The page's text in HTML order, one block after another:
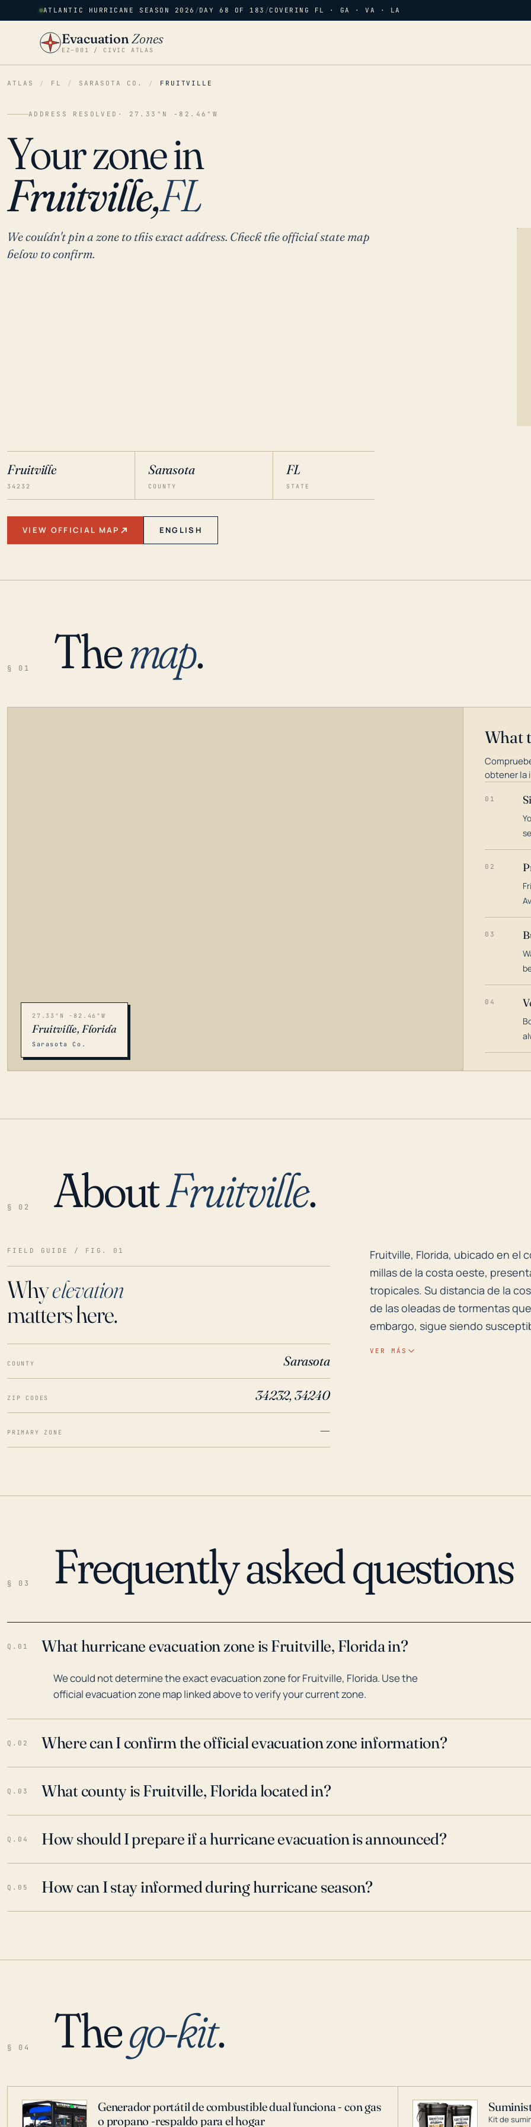
ATLANTIC HURRICANE SEASON 2026 /DAY 68 OF 183 /COVERING FL · GA · VA · LA
EvacuationZones
EZ–001 / CIVIC ATLAS
ATLAS / FL / SARASOTA CO. / FRUITVILLE
ADDRESS RESOLVED · 27.33°N -82.46°W
Your zone in
Fruitville,FL
We couldn't pin a zone to this exact address. Check the official state map
below to confirm.
Fruitville
34232
Sarasota
COUNTY
FL
STATE
VIEW OFFICIAL MAP ENGLISH
§ 01 Themap.
LOADING…
27.33°N -82.46°W
Fruitville, Florida
Sarasota Co.
What
obtener la
01
02
03
04
§ 02 AboutFruitville.
FIELD GUIDE / FIG. 01
Whyelevation
matters here.
COUNTY Sarasota
ZIP CODES 34232, 34240
PRIMARY ZONE —
Fruitville, Florida, ubicado en el
Fruitville, Florida, ubicado en el
millas de la costa oeste,
tropicales. Su distancia de la
de las oleadas de tormentas
embargo, sigue siendo
lluvias y posibles tornados
Fruitville, causando
residentes tengan planes de
de los funcionarios locales
VER MÁS
§ 03 Frequently asked questions
Q.01 What hurricane evacuation zone is Fruitville, Florida in?
We could not determine the exact evacuation zone for Fruitville, Florida. Use the
official evacuation zone map linked above to verify your current zone.
Q.02 Where can I confirm the official evacuation zone information?
Q.03 What county is Fruitville, Florida located in?
Q.04 How should I prepare if a hurricane evacuation is announced?
Q.05 How can I stay informed during hurricane season?
§ 04 Thego-kit.
Generador portátil de combustible dual funciona - con gas
o propano -respaldo para el hogar
Kit de